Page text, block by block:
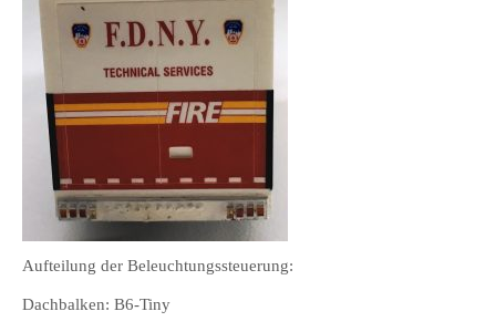
Aufteilung der Beleuchtungssteuerung:
Dachbalken: B6-Tiny